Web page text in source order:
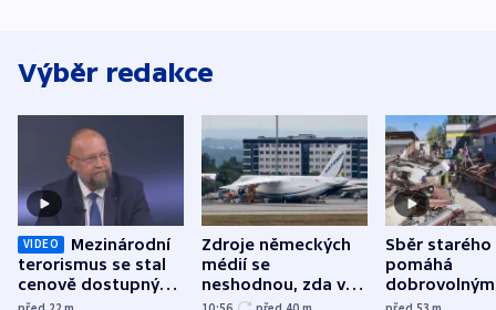
Výběr redakce
VIDEO
Mezinárodní
terorismus se stal
cenově dostupným,
varuje Bartošek
Zdroje německých
médií se
neshodnou, zda v
letadle ohroženém
Sběr starého
pomáhá
dobrovolným
hasičům